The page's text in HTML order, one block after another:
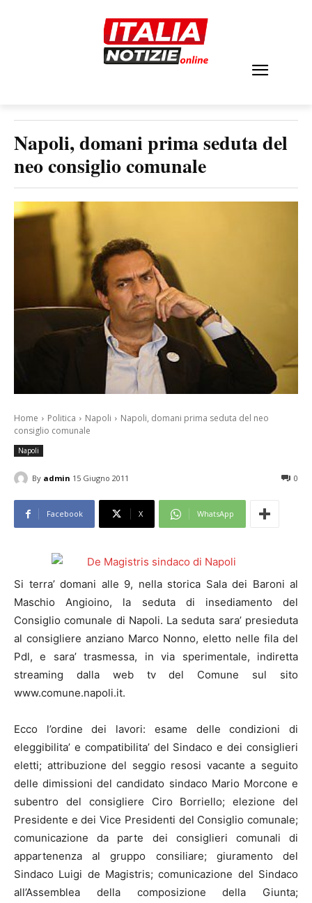
Napoli, domani prima seduta del
neo consiglio comunale
Home Politica Napoli
Napoli, domani prima seduta del neo
consiglio comunale
Napoli
By admin 15 Giugno 2011 0
Facebook X WhatsApp
Si terra’ domani alle 9, nella storica Sala dei Baroni al
Maschio Angioino, la seduta di insediamento del
Consiglio comunale di Napoli. La seduta sara’ presieduta
al consigliere anziano Marco Nonno, eletto nelle fila del
Pdl, e sara’ trasmessa, in via sperimentale, indiretta
streaming dalla web tv del Comune sul sito
www.comune.napoli.it.
Ecco l’ordine dei lavori: esame delle condizioni di
eleggibilita’ e compatibilita’ del Sindaco e dei consiglieri
eletti; attribuzione del seggio resosi vacante a seguito
delle dimissioni del candidato sindaco Mario Morcone e
subentro del consigliere Ciro Borriello; elezione del
Presidente e dei Vice Presidenti del Consiglio comunale;
comunicazione da parte dei consiglieri comunali di
appartenenza al gruppo consiliare; giuramento del
Sindaco Luigi de Magistris; comunicazione del Sindaco
all’Assemblea della composizione della Giunta;